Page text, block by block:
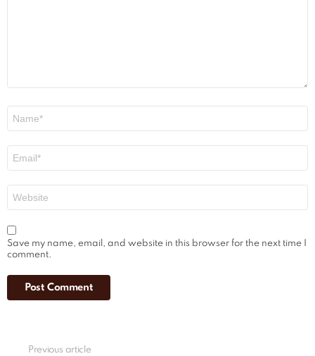
Save my name, email, and website in this browser for the next time I
comment.
Previous article